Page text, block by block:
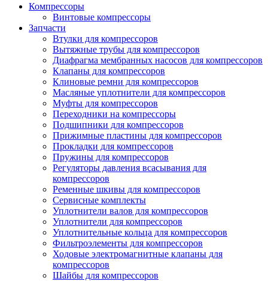
Компрессоры
Винтовые компрессоры
Запчасти
Втулки для компрессоров
Вытяжные трубы для компрессоров
Диафрагма мембранных насосов для компрессоров
Клапаны для компрессоров
Клиновые ремни для компрессоров
Масляные уплотнители для компрессоров
Муфты для компрессоров
Переходники на компрессоры
Подшипники для компрессоров
Прижимные пластины для компрессоров
Прокладки для компрессоров
Пружины для компрессоров
Регуляторы давления всасывания для
компрессоров
Ременные шкивы для компрессоров
Сервисные комплекты
Уплотнители валов для компрессоров
Уплотнители для компрессоров
Уплотнительные кольца для компрессоров
Фильтроэлементы для компрессоров
Ходовые электромагнитные клапаны для
компрессоров
Шайбы для компрессоров